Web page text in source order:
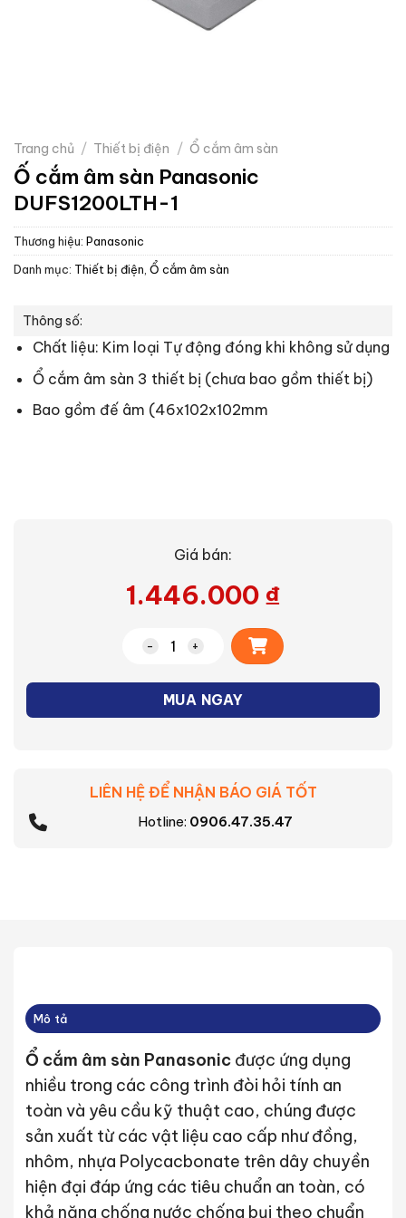
Trang chủ / Thiết bị điện / Ổ cắm âm sàn
Ố cắm âm sàn Panasonic
DUFS1200LTH-1
Thương hiệu: Panasonic
Danh mục: Thiết bị điện, Ổ cắm âm sàn
Thông số:
Chất liệu: Kim loại Tự động đóng khi không sử dụng
Ổ cắm âm sàn 3 thiết bị (chưa bao gồm thiết bị)
Bao gồm đế âm (46x102x102mm
Giá bán:
1.446.000 ₫
Ố cắm âm sàn Panasonic
MUA NGAY
Alternative:
LIÊN HỆ ĐỂ NHẬN BÁO GIÁ TỐT
Hotline: 0906.47.35.47
Mô tả
Ổ cắm âm sàn Panasonicđược ứng dụng
nhiều trong các công trình đòi hỏi tính an
toàn và yêu cầu kỹ thuật cao, chúng được
sản xuất từ các vật liệu cao cấp như đồng,
nhôm, nhựa Polycacbonate trên dây chuyền
hiện đại đáp ứng các tiêu chuẩn an toàn, có
khả năng chống nước chống bụi theo chuẩn